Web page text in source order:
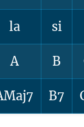
la si
A B
B7